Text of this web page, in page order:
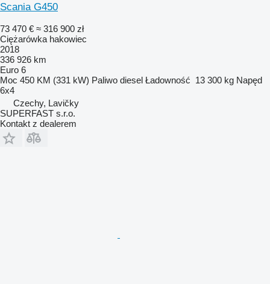
Scania G450
73 470 € ≈ 316 900 zł
Ciężarówka hakowiec
2018
336 926 km
Euro 6
Moc 450 KM (331 kW) Paliwo diesel Ładowność 13 300 kg Napęd
6x4
Czechy, Lavičky
SUPERFAST s.r.o.
Kontakt z dealerem